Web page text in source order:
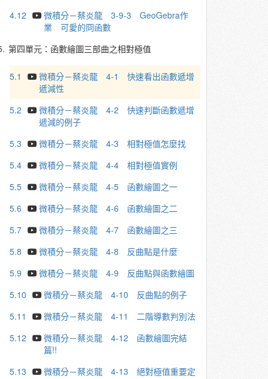
4.12
微積分－蔡炎龍 3-9-3 GeoGebra作
業 可愛的冏函數
第四單元：函數繪圖三部曲之相對極值
5.1
微積分－蔡炎龍 4-1 快速看出函數遞增
遞減性
5.2
微積分－蔡炎龍 4-2 快速判斷函數遞增
遞減的例子
5.3
微積分－蔡炎龍 4-3 相對極值怎麼找
5.4
微積分－蔡炎龍 4-4 相對極值實例
5.5
微積分－蔡炎龍 4-5 函數繪圖之一
5.6
微積分－蔡炎龍 4-6 函數繪圖之二
5.7
微積分－蔡炎龍 4-7 函數繪圖之三
5.8
微積分－蔡炎龍 4-8 反曲點是什麼
5.9
微積分－蔡炎龍 4-9 反曲點與函數繪圖
5.10
微積分－蔡炎龍 4-10 反曲點的例子
5.11
微積分－蔡炎龍 4-11 二階導數判別法
5.12
微積分－蔡炎龍 4-12 函數繪圖完結
篇!!
5.13
微積分－蔡炎龍 4-13 絕對極值重要定